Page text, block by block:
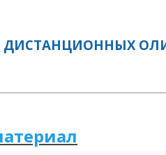
атериал